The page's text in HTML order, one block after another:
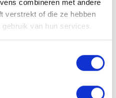
combineren met andere
verstrekt of die ze hebben
van hun services.
gemaakt worden na
en
VKG Keurmerk ben je
op het gehele product en